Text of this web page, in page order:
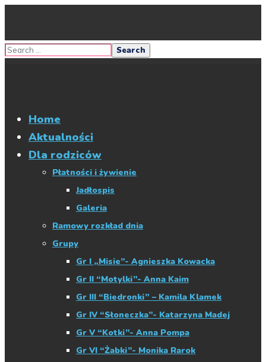
Home
Aktualności
Dla rodziców
Płatności i żywienie
Jadłospis
Galeria
Ramowy rozkład dnia
Grupy
Gr I „Misie”- Agnieszka Kowacka
Gr II “Motylki”- Anna Kaim
Gr III “Biedronki” – Kamila Klamek
Gr IV “Słoneczka”- Katarzyna Madej
Gr V “Kotki”- Anna Pompa
Gr VI “Żabki”- Monika Rarok